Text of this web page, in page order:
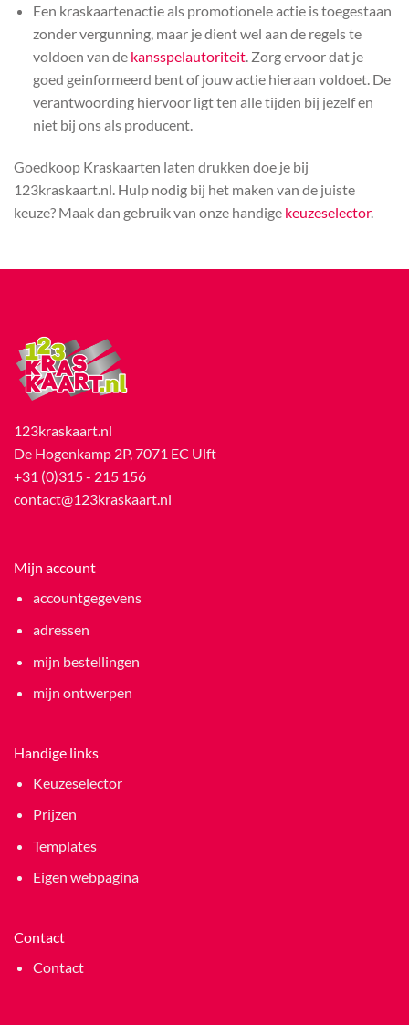
Een kraskaartenactie als promotionele actie is toegestaan
zonder vergunning, maar je dient wel aan de regels te
voldoen van de kansspelautoriteit. Zorg ervoor dat je
goed geinformeerd bent of jouw actie hieraan voldoet. De
verantwoording hiervoor ligt ten alle tijden bij jezelf en
niet bij ons als producent.
Goedkoop Kraskaarten laten drukken doe je bij
123kraskaart.nl. Hulp nodig bij het maken van de juiste
keuze? Maak dan gebruik van onze handige keuzeselector.
123kraskaart.nl
De Hogenkamp 2P, 7071 EC Ulft
+31 (0)315 - 215 156
contact@123kraskaart.nl
Mijn account
accountgegevens
adressen
mijn bestellingen
mijn ontwerpen
Handige links
Keuzeselector
Prijzen
Templates
Eigen webpagina
Contact
Contact